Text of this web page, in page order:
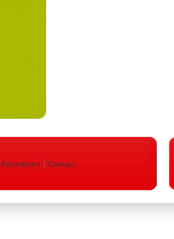
Adverteren Contact